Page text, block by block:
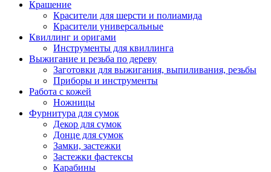
Крашение
Красители для шерсти и полиамида
Красители универсальные
Квиллинг и оригами
Инструменты для квиллинга
Выжигание и резьба по дереву
Заготовки для выжигания, выпиливания, резьбы
Приборы и инструменты
Работа с кожей
Ножницы
Фурнитура для сумок
Декор для сумок
Донце для сумок
Замки, застежки
Застежки фастексы
Карабины